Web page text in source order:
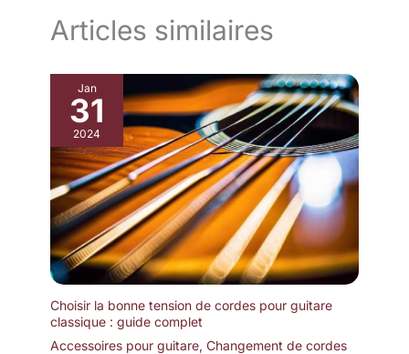
Frontman 10G s'appuie sur un héritage d'excellence Cet ampli
incarne l'engagement de Fender à fournir aux musiciens les
Articles similaires
Jan
31
2024
Choisir la bonne tension de cordes pour guitare
classique : guide complet
Accessoires pour guitare, Changement de cordes